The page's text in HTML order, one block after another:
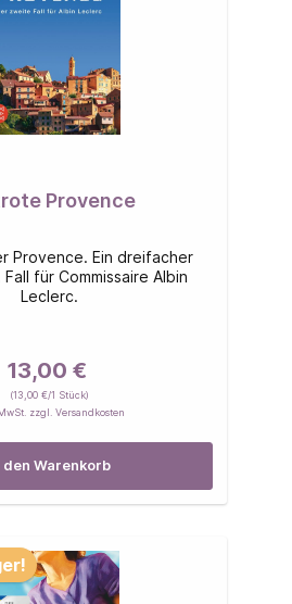
Provence
Provence. Ein dreifacher
für Commissaire Albin
Leclerc.
13,00 €
(13,00 €/1 Stück)
zzgl. Versandkosten
den Warenkorb